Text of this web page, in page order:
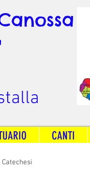
CANTI
Catechesi